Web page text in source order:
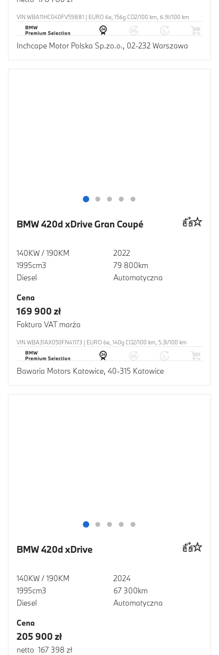
VIN WBA11HC040FV59881 | EURO 6e, 156g CO2/100 km, 6.9l/100 km
Inchcape Motor Polska Sp.zo.o., 02-232 Warszawa
BMW 420d xDrive Gran Coupé
140KW / 190KM
1995cm3
Diesel
2022
79 800km
Automatyczna
Cena
169 900 zł
Faktura VAT marża
VIN WBA31AX050FN41173 | EURO 6e, 140g CO2/100 km, 5.3l/100 km
Bawaria Motors Katowice, 40-315 Katowice
BMW 420d xDrive
140KW / 190KM
1995cm3
Diesel
2024
67 300km
Automatyczna
Cena
205 900 zł
netto 167 398 zł